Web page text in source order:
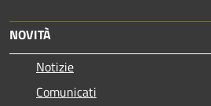
NOVITÀ
Notizie
Comunicati